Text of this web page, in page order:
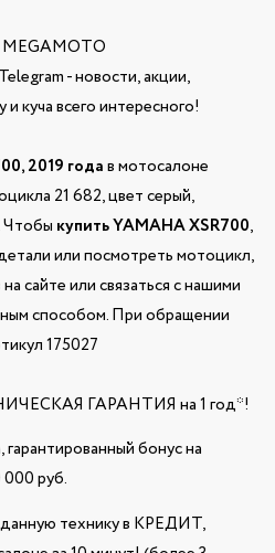
MEGAMOTO
- новости, акции,
куча всего интересного!
2019 годав мотосалоне
21 682, цвет серый,
Чтобы купить YAMAHA XSR700,
или посмотреть мотоцикл,
сайте или связаться с нашими
способом. При обращении
175027
ГАРАНТИЯ на 1 год*!
бонус на
000 руб.
технику в КРЕДИТ,